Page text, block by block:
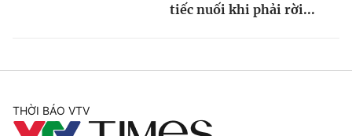
tiếc nuối khi phải rời...
THỜI BÁO VTV